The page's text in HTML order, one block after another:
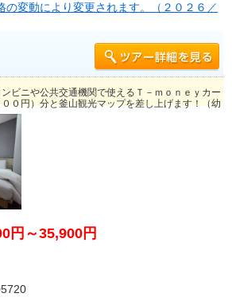
変動により変更されます。（２０２６／
ビニや公共交通機関で使えるＴ－ｍｏｎｅｙカー
０円）分と釜山観光マップを差し上げます！（幼
円～35,900円